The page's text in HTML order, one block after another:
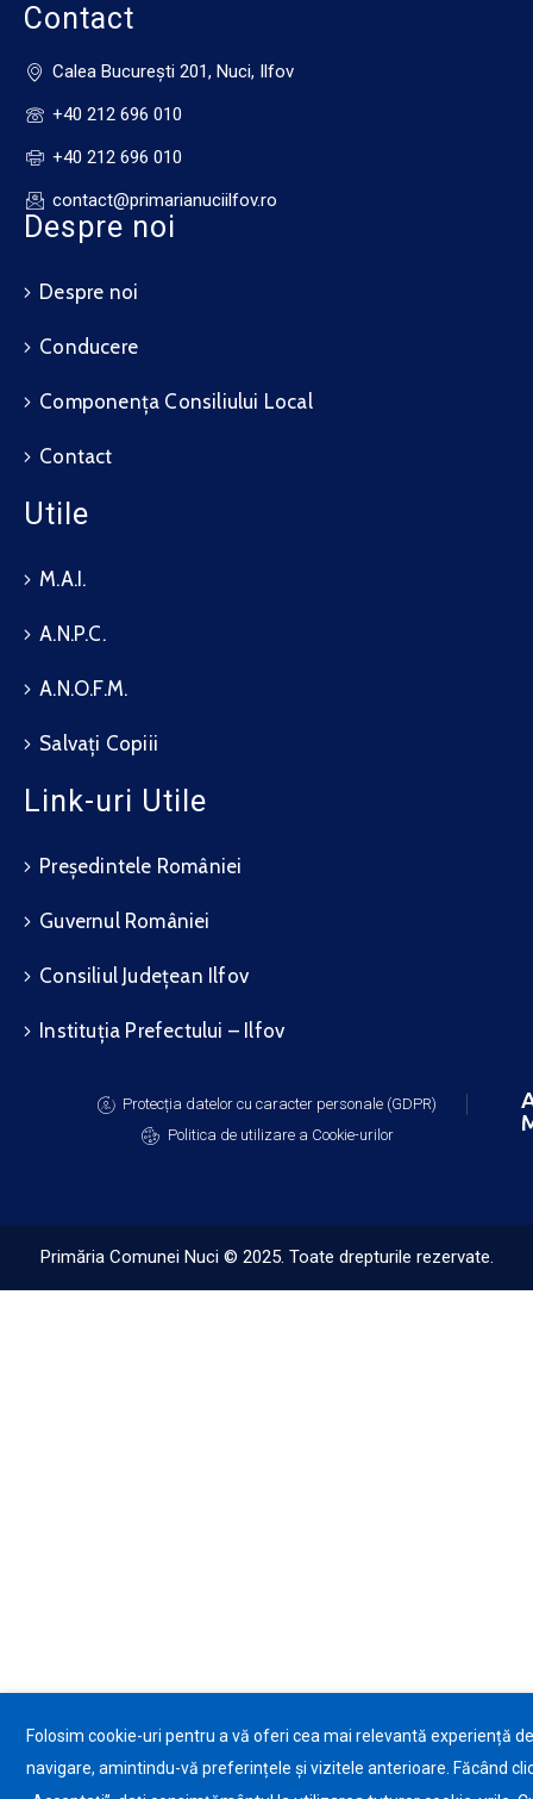
Contact
Calea Bucureşti 201, Nuci, Ilfov
+40 212 696 010
+40 212 696 010
contact@primarianuciilfov.ro
Despre noi
Despre noi
Conducere
Componența Consiliului Local
Contact
Utile
M.A.I.
A.N.P.C.
A.N.O.F.M.
Salvați Copiii
Link-uri Utile
Președintele României
Guvernul României
Consiliul Județean Ilfov
Instituția Prefectului – Ilfov
Protecția datelor cu caracter personale (GDPR)
Politica de utilizare a Cookie-urilor
Primăria Comunei Nuci © 2025. Toate drepturile rezervate.
Folosim cookie-uri pentru a vă oferi cea mai relevantă experiență de
navigare, amintindu-vă preferințele și vizitele anterioare. Făcând